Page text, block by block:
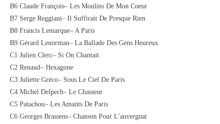
B6 Claude François– Les Moulins De Mon Coeur
B7 Serge Reggiani– Il Suffirait De Presque Rien
B8 Francis Lemarque– A Paris
B9 Gérard Lenorman– La Ballade Des Gens Heureux
C1 Julien Clerc– Si On Chantait
C2 Renaud– Hexagone
C3 Juliette Gréco– Sous Le Ciel De Paris
C4 Michel Delpech– Le Chasseur
C5 Patachou– Les Amants De Paris
C6 Georges Brassens– Chanson Pour L'auvergnat